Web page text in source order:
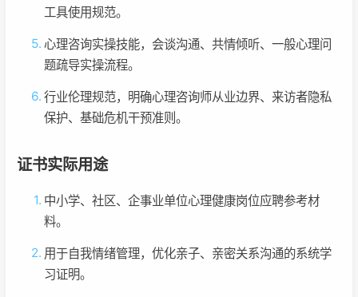
工具使用规范。
心理咨询实操技能，会谈沟通、共情倾听、一般心理问
题疏导实操流程。
行业伦理规范，明确心理咨询师从业边界、来访者隐私
保护、基础危机干预准则。
证书实际用途
中小学、社区、企事业单位心理健康岗位应聘参考材
料。
用于自我情绪管理，优化亲子、亲密关系沟通的系统学
习证明。